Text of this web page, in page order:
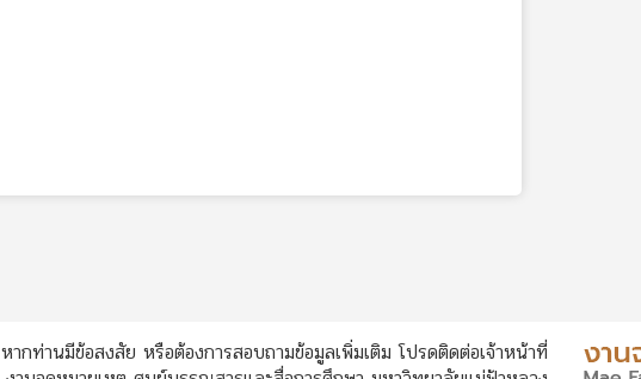
หากท่านมีข้อสงสัย หรือต้องการสอบถามข้อมูลเพิ่มเติม โปรดติดต่อเจ้าหน้าที่